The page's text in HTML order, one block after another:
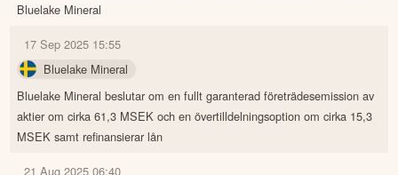
Bluelake Mineral
17 Sep 2025 15:55
Bluelake Mineral
Bluelake Mineral beslutar om en fullt garanterad företrädesemission av
aktier om cirka 61,3 MSEK och en övertilldelningsoption om cirka 15,3
MSEK samt refinansierar lån
21 Aug 2025 06:40